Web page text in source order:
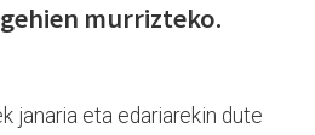
murrizteko.
janaria eta edariarekin dute